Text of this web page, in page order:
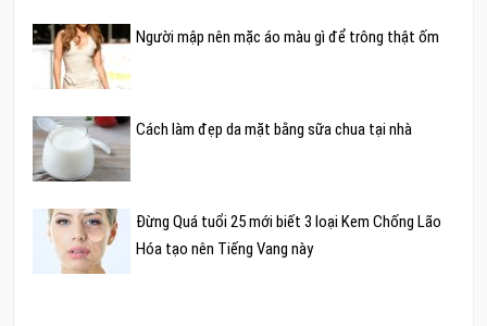
Người mập nên mặc áo màu gì để trông thật ốm
Cách làm đẹp da mặt bằng sữa chua tại nhà
Đừng Quá tuổi 25 mới biết 3 loại Kem Chống Lão
Hóa tạo nên Tiếng Vang này